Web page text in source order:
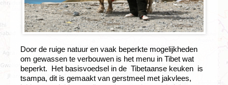
Door de ruige natuur en vaak beperkte mogelijkheden
om gewassen te verbouwen is het menu in Tibet wat
beperkt. Het basisvoedsel in de Tibetaanse keuken is
tsampa, dit is gemaakt van gerstmeel met jakvlees,